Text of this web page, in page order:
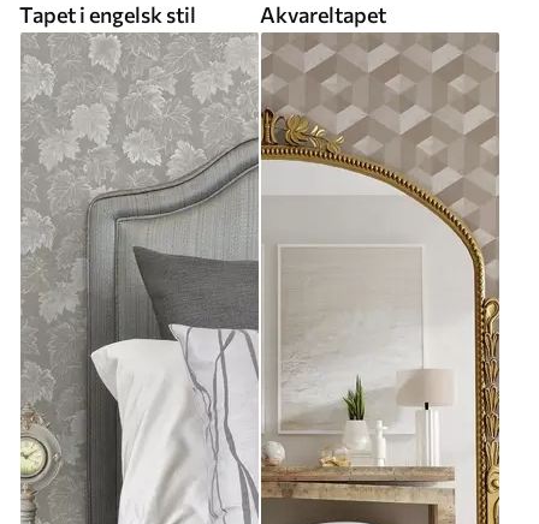
Tapet i engelsk stil Akvareltapet